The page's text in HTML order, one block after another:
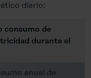
diario:
consumo de
durante el
anual de